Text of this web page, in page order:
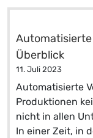
Überblick
11. Juli 2023
Automatisierte
Produktionen
nicht in allen
In einer Zeit, in